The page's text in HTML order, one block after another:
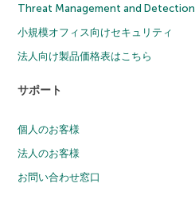
Threat Management and Detection
小規模オフィス向けセキュリティ
法人向け製品価格表はこちら
サポート
個人のお客様
法人のお客様
お問い合わせ窓口